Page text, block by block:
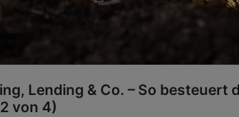
Lending & Co. – So besteuert
von 4)